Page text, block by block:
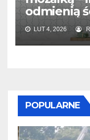
odmienią
LUT 4, 2026
POPULARNE